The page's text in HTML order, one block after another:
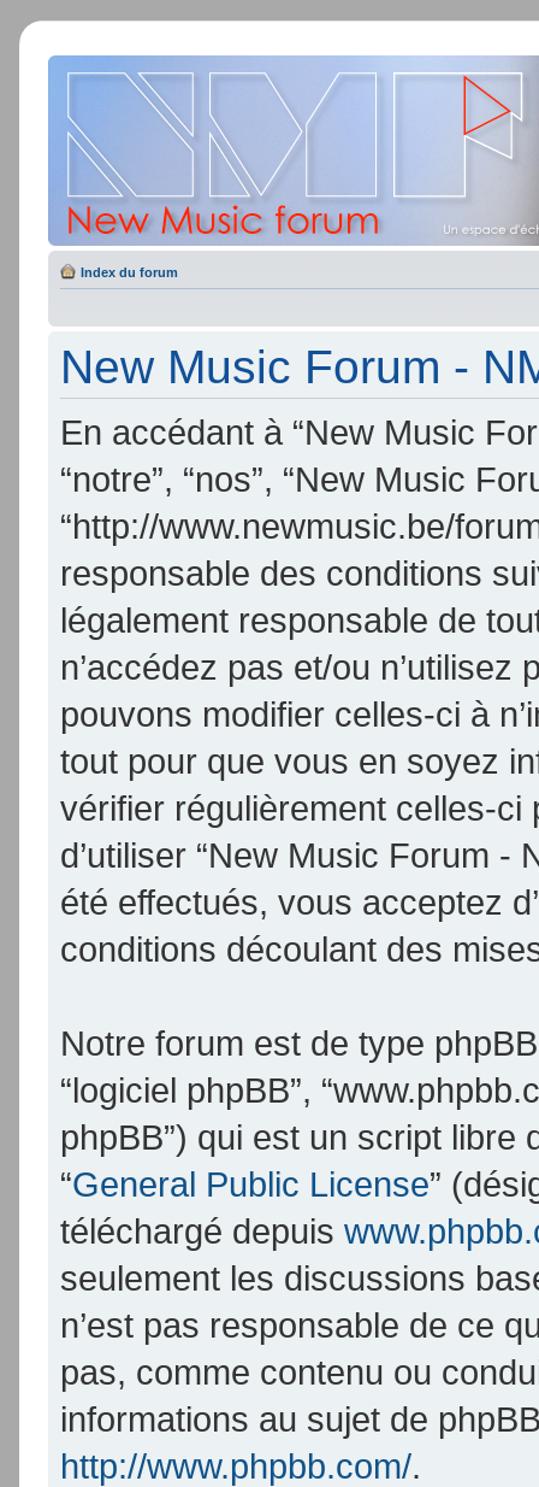
Index du forum
New Music Forum -
En accédant à “New Music
“notre”, “nos”, “New Music
“http://www.newmusic.be/
responsable des conditions
légalement responsable de
n’accédez pas et/ou
pouvons modifier celles-ci à
tout pour que vous en soyez
vérifier régulièrement celles-
d’utiliser “New Music Forum -
été effectués, vous acceptez
conditions découlant des
Notre forum est de type phpBB
“logiciel phpBB”,
phpBB”) qui est un script
“General Public License”
téléchargé depuis
seulement les discussions
n’est pas responsable de ce
pas, comme contenu ou
informations au sujet de
http://www.phpbb.com/.